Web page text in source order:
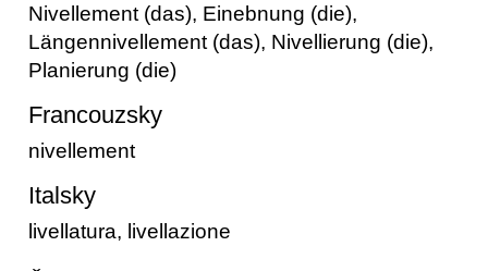
Nivellement (das), Einebnung (die),
Längennivellement (das), Nivellierung (die),
Planierung (die)
Francouzsky
nivellement
Italsky
livellatura, livellazione